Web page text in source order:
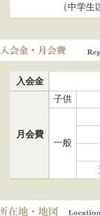
（中学生
会金・月会費
入会金
月会費
子供
一般